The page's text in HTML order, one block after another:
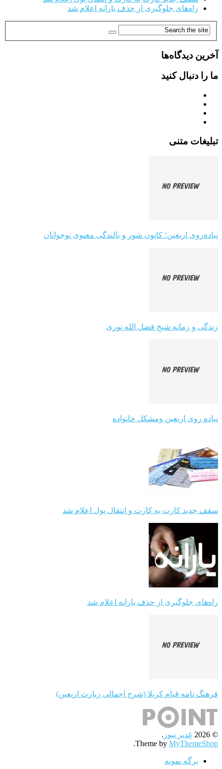
راه‌های جلوگیری از حذف یارانه اعلام شد
آخرین دیدگاه‌ها
ما را دنبال کنید
تبلیغات متنی
پیاده‌روی اربعین؛ کانون شور و بالندگی معنوی نوجوانان
زندگی و زمانه شیخ فضل الله نوری
پیاده روی اربعین ومشکل خانواده
سقف جدید کارت به کارت و انتقال پول اعلام شد
راه‌های جلوگیری از حذف یارانه اعلام شد
فرهنگ نامه قیام کربلا (شرح اجمالی زیارت اربعین)
© 2026 غدیر نیوز .
Theme by MyThemeShop
.
برگه نمونه